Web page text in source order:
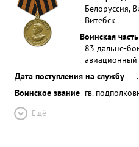
Белоруссия,
Витебск
Воинская часть
83 дальне-
авиационный
Дата поступления на службу
Воинское звание гв.
Ещё